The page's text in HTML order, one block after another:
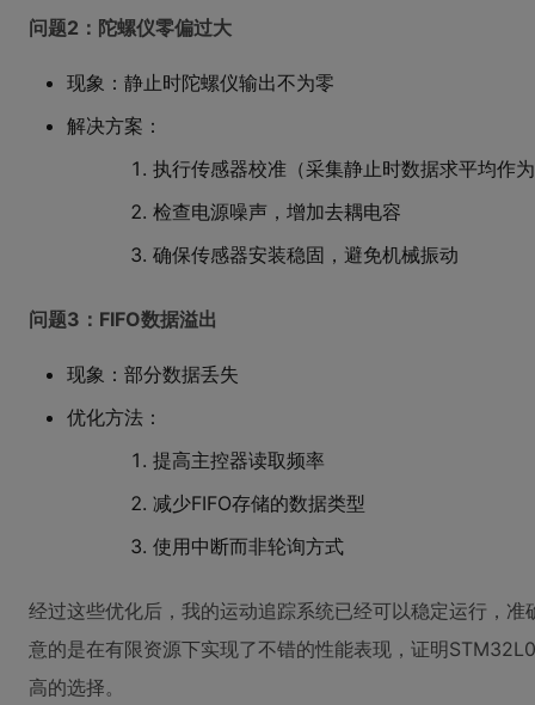
问题2：陀螺仪零偏过大
现象：静止时陀螺仪输出不为零
解决方案：
执行传感器校准（采集静止时数据求平均作
检查电源噪声，增加去耦电容
确保传感器安装稳固，避免机械振动
问题3：FIFO数据溢出
现象：部分数据丢失
优化方法：
提高主控器读取频率
减少FIFO存储的数据类型
使用中断而非轮询方式
经过这些优化后，我的运动追踪系统已经可以稳定运行，
意的是在有限资源下实现了不错的性能表现，证明
高的选择。